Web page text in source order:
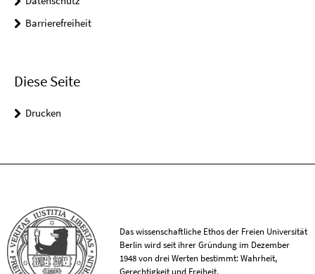
Barrierefreiheit
Diese Seite
Drucken
Das wissenschaftliche Ethos der Freien Universität
Berlin wird seit ihrer Gründung im Dezember
1948 von drei Werten bestimmt: Wahrheit,
Gerechtigkeit und Freiheit.